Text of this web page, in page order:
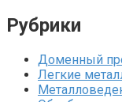
Рубрики
Доменный
Легкие